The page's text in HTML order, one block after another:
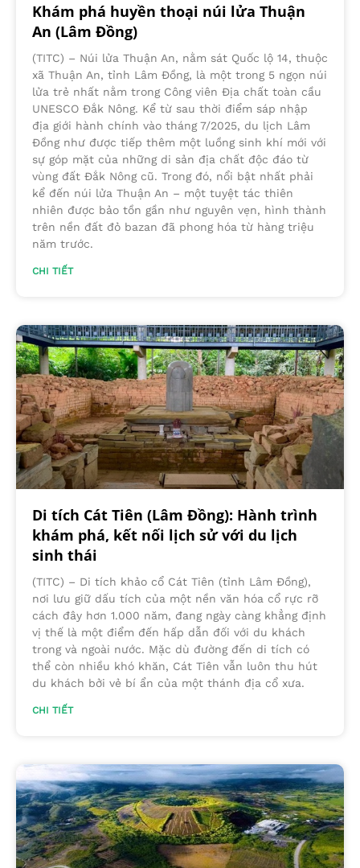
Khám phá huyền thoại núi lửa Thuận
An (Lâm Đồng)
(TITC) – Núi lửa Thuận An, nằm sát Quốc lộ 14, thuộc
xã Thuận An, tỉnh Lâm Đồng, là một trong 5 ngọn núi
lửa trẻ nhất nằm trong Công viên Địa chất toàn cầu
UNESCO Đắk Nông. Kể từ sau thời điểm sáp nhập
địa giới hành chính vào tháng 7/2025, du lịch Lâm
Đồng như được tiếp thêm một luồng sinh khí mới với
sự góp mặt của những di sản địa chất độc đáo từ
vùng đất Đắk Nông cũ. Trong đó, nổi bật nhất phải
kể đến núi lửa Thuận An – một tuyệt tác thiên
nhiên được bảo tồn gần như nguyên vẹn, hình thành
trên nền đất đỏ bazan đã phong hóa từ hàng triệu
năm trước.
CHI TIẾT
Di tích Cát Tiên (Lâm Đồng): Hành trình
khám phá, kết nối lịch sử với du lịch
sinh thái
(TITC) – Di tích khảo cổ Cát Tiên (tỉnh Lâm Đồng),
nơi lưu giữ dấu tích của một nền văn hóa cổ rực rỡ
cách đây hơn 1.000 năm, đang ngày càng khẳng định
vị thế là một điểm đến hấp dẫn đối với du khách
trong và ngoài nước. Mặc dù đường đến di tích có
thể còn nhiều khó khăn, Cát Tiên vẫn luôn thu hút
du khách bởi vẻ bí ẩn của một thánh địa cổ xưa.
CHI TIẾT